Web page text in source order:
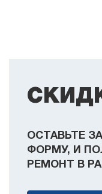
ОСТАВЬТЕ
ФОРМУ, И
РЕМОНТ В